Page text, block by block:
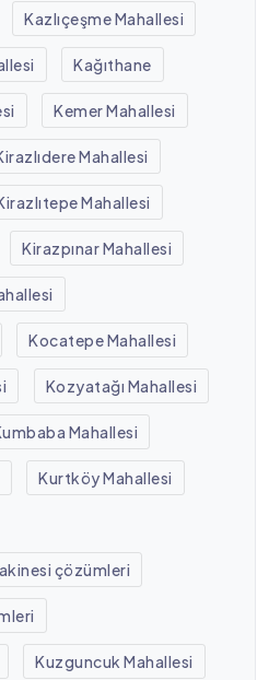
Kazlıçeşme Mahallesi
Kağıthane
Kemer Mahallesi
Mahallesi
Mahallesi
Kirazpınar Mahallesi
Kocatepe Mahallesi
Kozyatağı Mahallesi
Mahallesi
Kurtköy Mahallesi
çözümleri
Kuzguncuk Mahallesi